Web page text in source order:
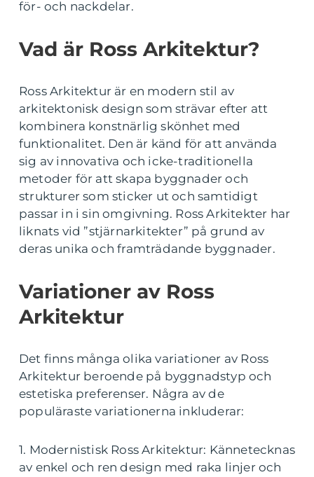
för- och nackdelar.
Vad är Ross Arkitektur?
Ross Arkitektur är en modern stil av
arkitektonisk design som strävar efter att
kombinera konstnärlig skönhet med
funktionalitet. Den är känd för att använda
sig av innovativa och icke-traditionella
metoder för att skapa byggnader och
strukturer som sticker ut och samtidigt
passar in i sin omgivning. Ross Arkitekter har
liknats vid ”stjärnarkitekter” på grund av
deras unika och framträdande byggnader.
Variationer av Ross
Arkitektur
Det finns många olika variationer av Ross
Arkitektur beroende på byggnadstyp och
estetiska preferenser. Några av de
populäraste variationerna inkluderar:
1. Modernistisk Ross Arkitektur: Kännetecknas
av enkel och ren design med raka linjer och